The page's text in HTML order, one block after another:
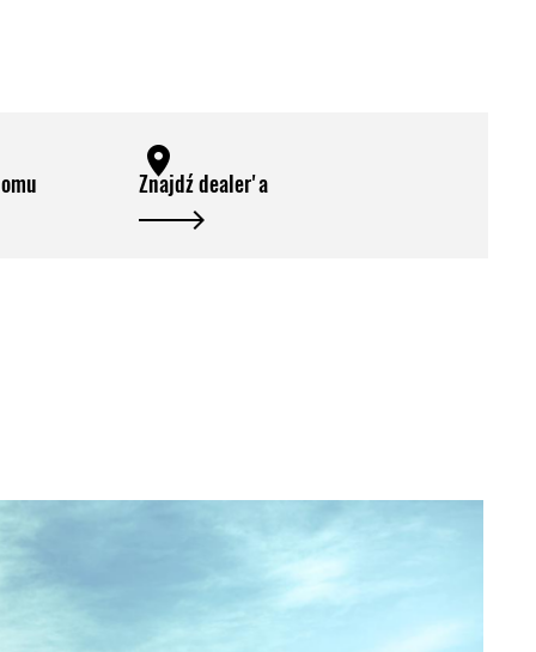
Znajdź dealer'a